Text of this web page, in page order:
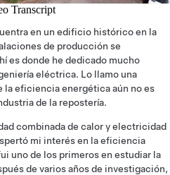
en un edificio histórico en la
de producción se
es donde he dedicado mucho
eléctrica. Lo llamo una
la eficiencia energética aún no es
de la repostería.
combinada de calor y electricidad
mi interés en la eficiencia
uno de los primeros en estudiar la
de varios años de investigación,